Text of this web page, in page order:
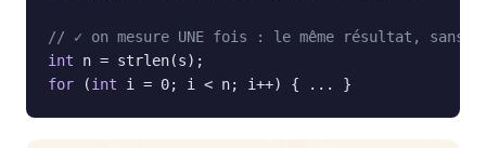
// ✓ on mesure UNE fois : le même résultat, sans
int
for (int i = 0; i < n; i++) { ... }